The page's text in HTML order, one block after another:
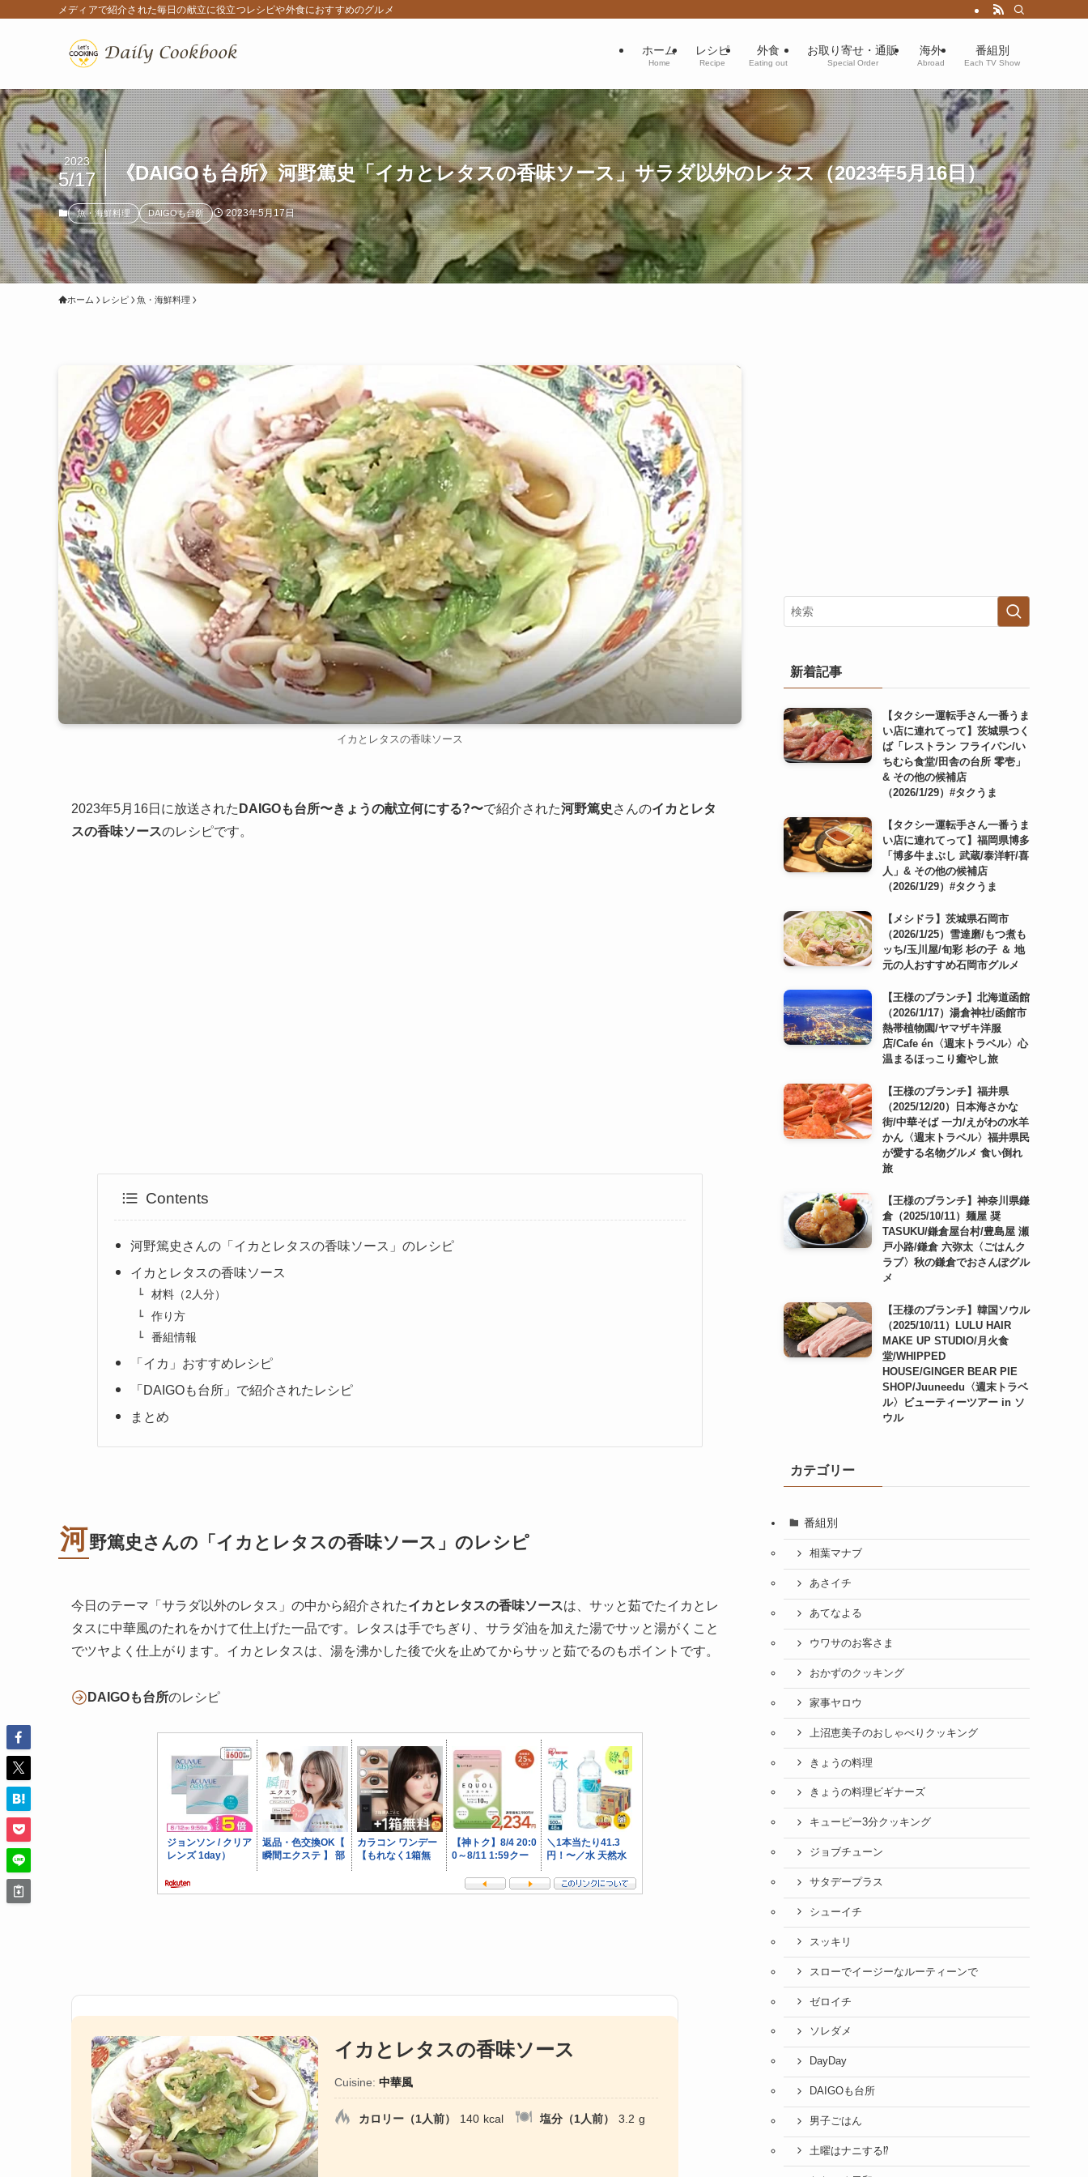
メディアで紹介された毎日の献立に役立つレシピや外食におすすめのグルメ
ホーム
Home
レシピ
Recipe
外食
Eating out
お取り寄せ・通販
Special Order
海外
Abroad
番組別
Each TV Show
《DAIGOも台所》河野篤史「イカとレタスの香味ソース」サラダ以外のレタス（2023年5月16日）
2023
5/17
魚・海鮮料理 DAIGOも台所 2023年5月17日
ホーム レシピ 魚・海鮮料理
イカとレタスの香味ソース
2023年5月16日に放送された DAIGOも台所〜きょうの献立何にする?〜で紹介された河野篤史 さんのイカとレタ
スの香味ソースのレシピです。
Contents
河野篤史さんの「イカとレタスの香味ソース」のレシピ
イカとレタスの香味ソース
材料（2人分）
作り方
番組情報
「イカ」おすすめレシピ
「DAIGOも台所」で紹介されたレシピ
まとめ
河野篤史さんの「イカとレタスの香味ソース」のレシピ
今日のテーマ「サラダ以外のレタス」の中から紹介されたイカとレタスの香味ソースは、サッと茹でたイカとレ
タスに中華風のたれをかけて仕上げた一品です。レタスは手でちぎり、サラダ油を加えた湯でサッと湯がくこと
でツヤよく仕上がります。イカとレタスは、湯を沸かした後で火を止めてからサッと茹でるのもポイントです。
DAIGOも台所のレシピ
イカとレタスの香味ソース
Cuisine: 中華風
カロリー（1人前） 140 kcal 塩分（1人前） 3.2 g
新着記事
【タクシー運転手さん一番うま
い店に連れてって】茨城県つく
ば「レストラン フライパン/い
ちむら食堂/田舎の台所 零壱」
& その他の候補店
（2026/1/29）#タクうま
【タクシー運転手さん一番うま
い店に連れてって】福岡県博多
「博多牛まぶし 武蔵/泰洋軒/喜
人」& その他の候補店
（2026/1/29）#タクうま
【メシドラ】茨城県石岡市
（2026/1/25）雪達磨/もつ煮も
ッち/玉川屋/旬彩 杉の子 ＆ 地
元の人おすすめ石岡市グルメ
【王様のブランチ】北海道函館
（2026/1/17）湯倉神社/函館市
熱帯植物園/ヤマザキ洋服
店/Cafe én〈週末トラベル〉心
温まるほっこり癒やし旅
【王様のブランチ】福井県
（2025/12/20）日本海さかな
街/中華そば 一力/えがわの水羊
かん〈週末トラベル〉福井県民
が愛する名物グルメ 食い倒れ
旅
【王様のブランチ】神奈川県鎌
倉（2025/10/11）麺屋 奨
TASUKU/鎌倉屋台村/豊島屋 瀬
戸小路/鎌倉 六弥太〈ごはんク
ラブ〉秋の鎌倉でおさんぽグル
メ
【王様のブランチ】韓国ソウル
（2025/10/11）LULU HAIR
MAKE UP STUDIO/月火食
堂/WHIPPED
HOUSE/GINGER BEAR PIE
SHOP/Juuneedu〈週末トラベ
ル〉ビューティーツアー in ソ
ウル
カテゴリー
番組別
相葉マナブ
あさイチ
あてなよる
ウワサのお客さま
おかずのクッキング
家事ヤロウ
上沼恵美子のおしゃべりクッキング
きょうの料理
きょうの料理ビギナーズ
キューピー3分クッキング
ジョブチューン
サタデープラス
シューイチ
スッキリ
スローでイージーなルーティーンで
ゼロイチ
ソレダメ
DayDay
DAIGOも台所
男子ごはん
土曜はナニする⁉